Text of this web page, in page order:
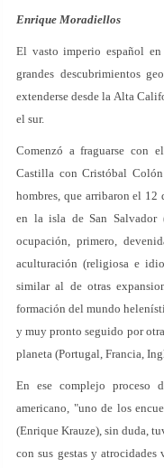
Enrique Moradiellos
El vasto imperio español
grandes descubrimientos
extenderse desde la Alta
el sur.
Comenzó a fraguarse con
Castilla con Cristóbal
hombres, que arribaron el 12
en la isla de San Salvador
ocupación, primero,
aculturación (religiosa e
similar al de otras
formación del mundo
y muy pronto seguido por
planeta (Portugal, Francia,
En ese complejo proceso
americano, "uno de los
(Enrique Krauze), sin duda,
con sus gestas y atrocidades